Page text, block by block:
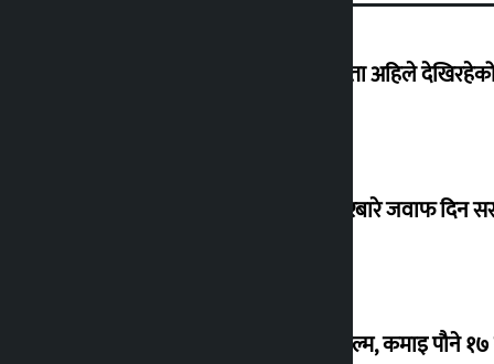
‘देशमा कहिल्यै नभएको शासकीय अराजकता अहिले
सांसद यादवले उठाएको ढल्केबर ट्रमा सेन्टरबारे जवाफ दिन
‘गौंथली’ बन्यो धेरै कमाउने सातौं नेपाली फिल्म, कमाइ पौने